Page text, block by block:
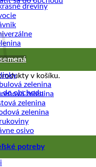
v košíku.
do obchodu
dreviny
zelenina
zelenina
zelenina
zelenina
osivo
potreby